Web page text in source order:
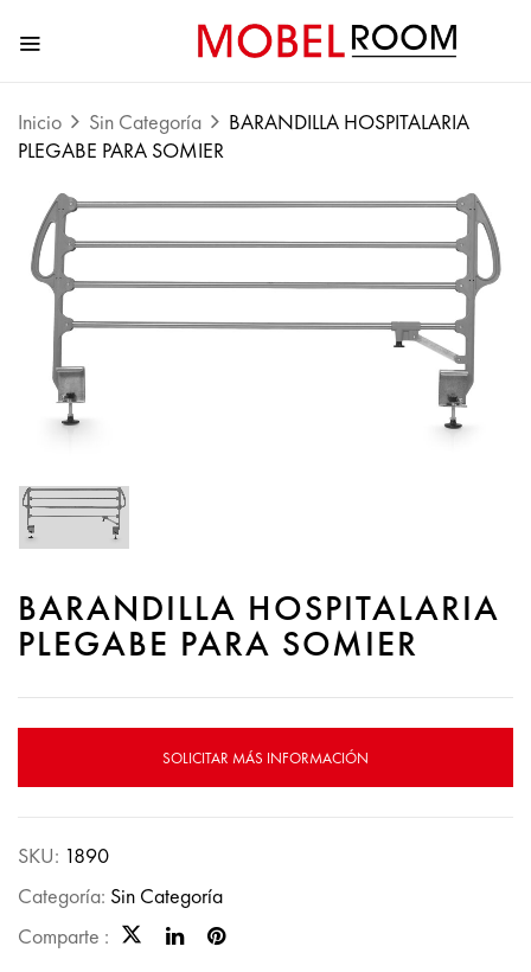
Inicio Sin Categoría
BARANDILLA HOSPITALARIA
PLEGABE PARA SOMIER
BARANDILLA HOSPITALARIA
PLEGABE PARA SOMIER
SOLICITAR MÁS INFORMACIÓN
SKU: 1890
Categoría: Sin Categoría
Comparte :